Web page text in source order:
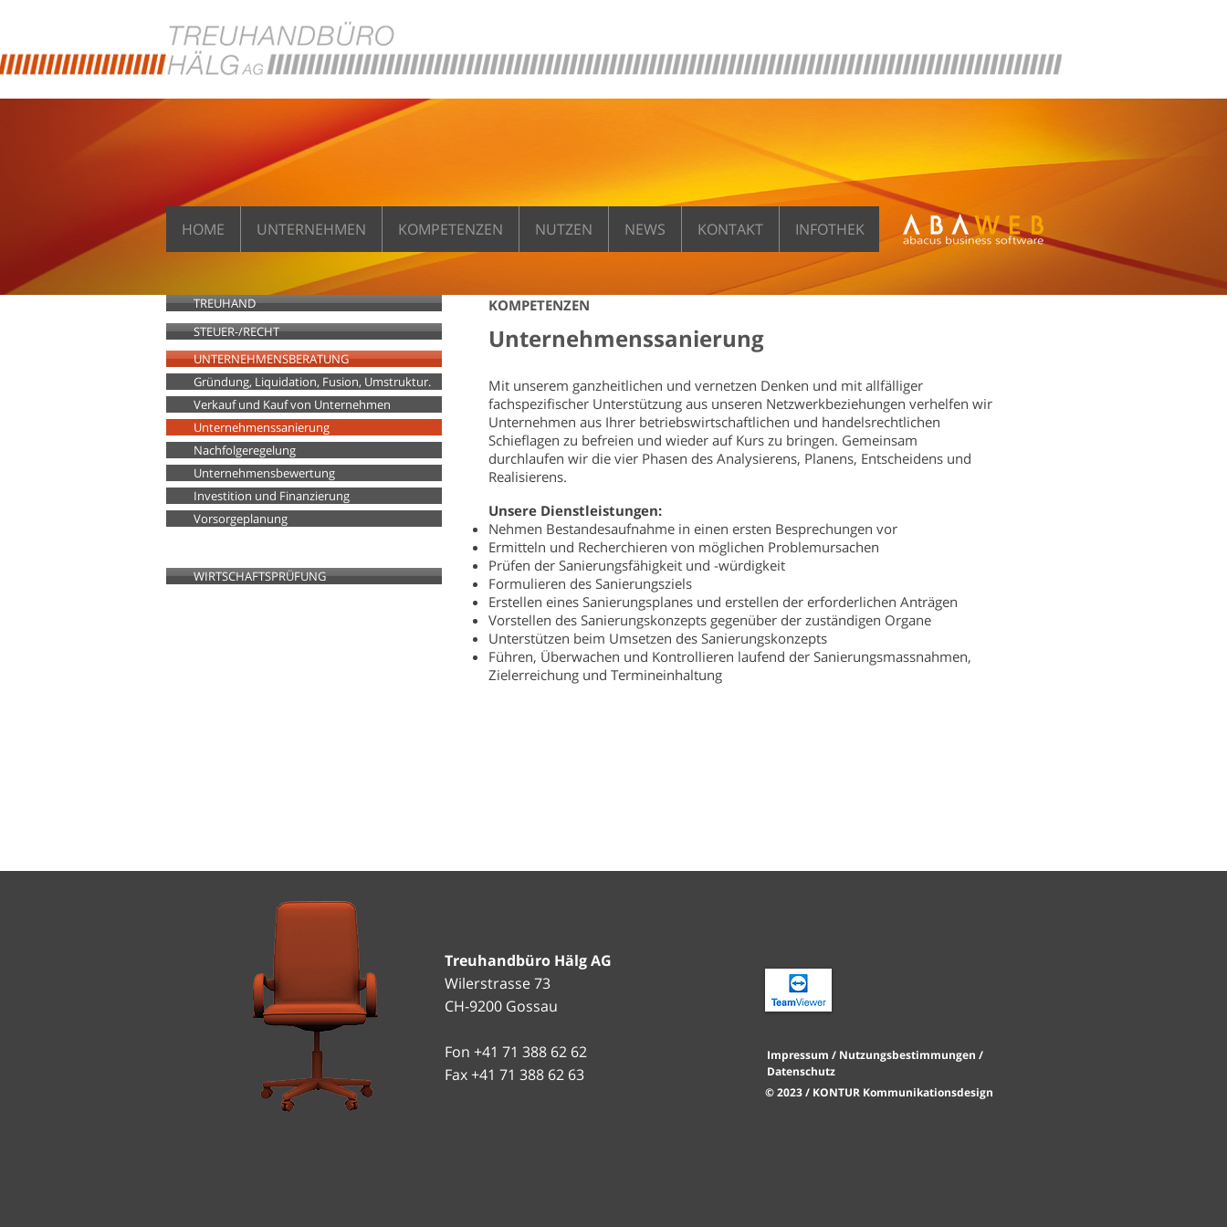
HOME UNTERNEHMEN KOMPETENZEN NUTZEN NEWS KONTAKT INFOTHEK
TREUHAND
STEUER-/RECHT
UNTERNEHMENSBERATUNG
Gründung, Liquidation, Fusion, Umstruktur.
Verkauf und Kauf von Unternehmen
Unternehmenssanierung
Nachfolgeregelung
Unternehmensbewertung
Investition und Finanzierung
Vorsorgeplanung
WIRTSCHAFTSPRÜFUNG
KOMPETENZEN
Unternehmenssanierung
Mit unserem ganzheitlichen und vernetzen Denken und mit allfälliger
fachspezifischer Unterstützung aus unseren Netzwerkbeziehungen verhelfen wir
Unternehmen aus Ihrer betriebswirtschaftlichen und handelsrechtlichen
Schieflagen zu befreien und wieder auf Kurs zu bringen. Gemeinsam
durchlaufen wir die vier Phasen des Analysierens, Planens, Entscheidens und
Realisierens.
Unsere Dienstleistungen:
Nehmen Bestandesaufnahme in einen ersten Besprechungen vor
Ermitteln und Recherchieren von möglichen Problemursachen
Prüfen der Sanierungsfähigkeit und -würdigkeit
Formulieren des Sanierungsziels
Erstellen eines Sanierungsplanes und erstellen der erforderlichen Anträgen
Vorstellen des Sanierungskonzepts gegenüber der zuständigen Organe
Unterstützen beim Umsetzen des Sanierungskonzepts
Führen, Überwachen und Kontrollieren laufend der Sanierungsmassnahmen,
Zielerreichung und Termineinhaltung
Treuhandbüro Hälg AG
Wilerstrasse 73
CH-9200 Gossau
Fon +41 71 388 62 62
Fax +41 71 388 62 63
Impressum / Nutzungsbestimmungen /
Datenschutz
© 2023 / KONTUR Kommunikationsdesign